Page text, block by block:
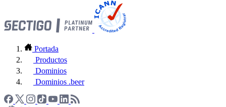
Portada
Productos
Dominios
Dominios .beer